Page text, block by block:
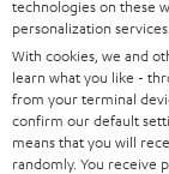
n
g
SMART HOME
BLUETOOTH-
PRESSE &
DEUTSCHLAND
ÖSTERREICH
SCHWEIZ
technologies on these
personalization services.
With cookies, we and
learn what you like -
from your terminal
confirm our default
means that you will
randomly. You receive